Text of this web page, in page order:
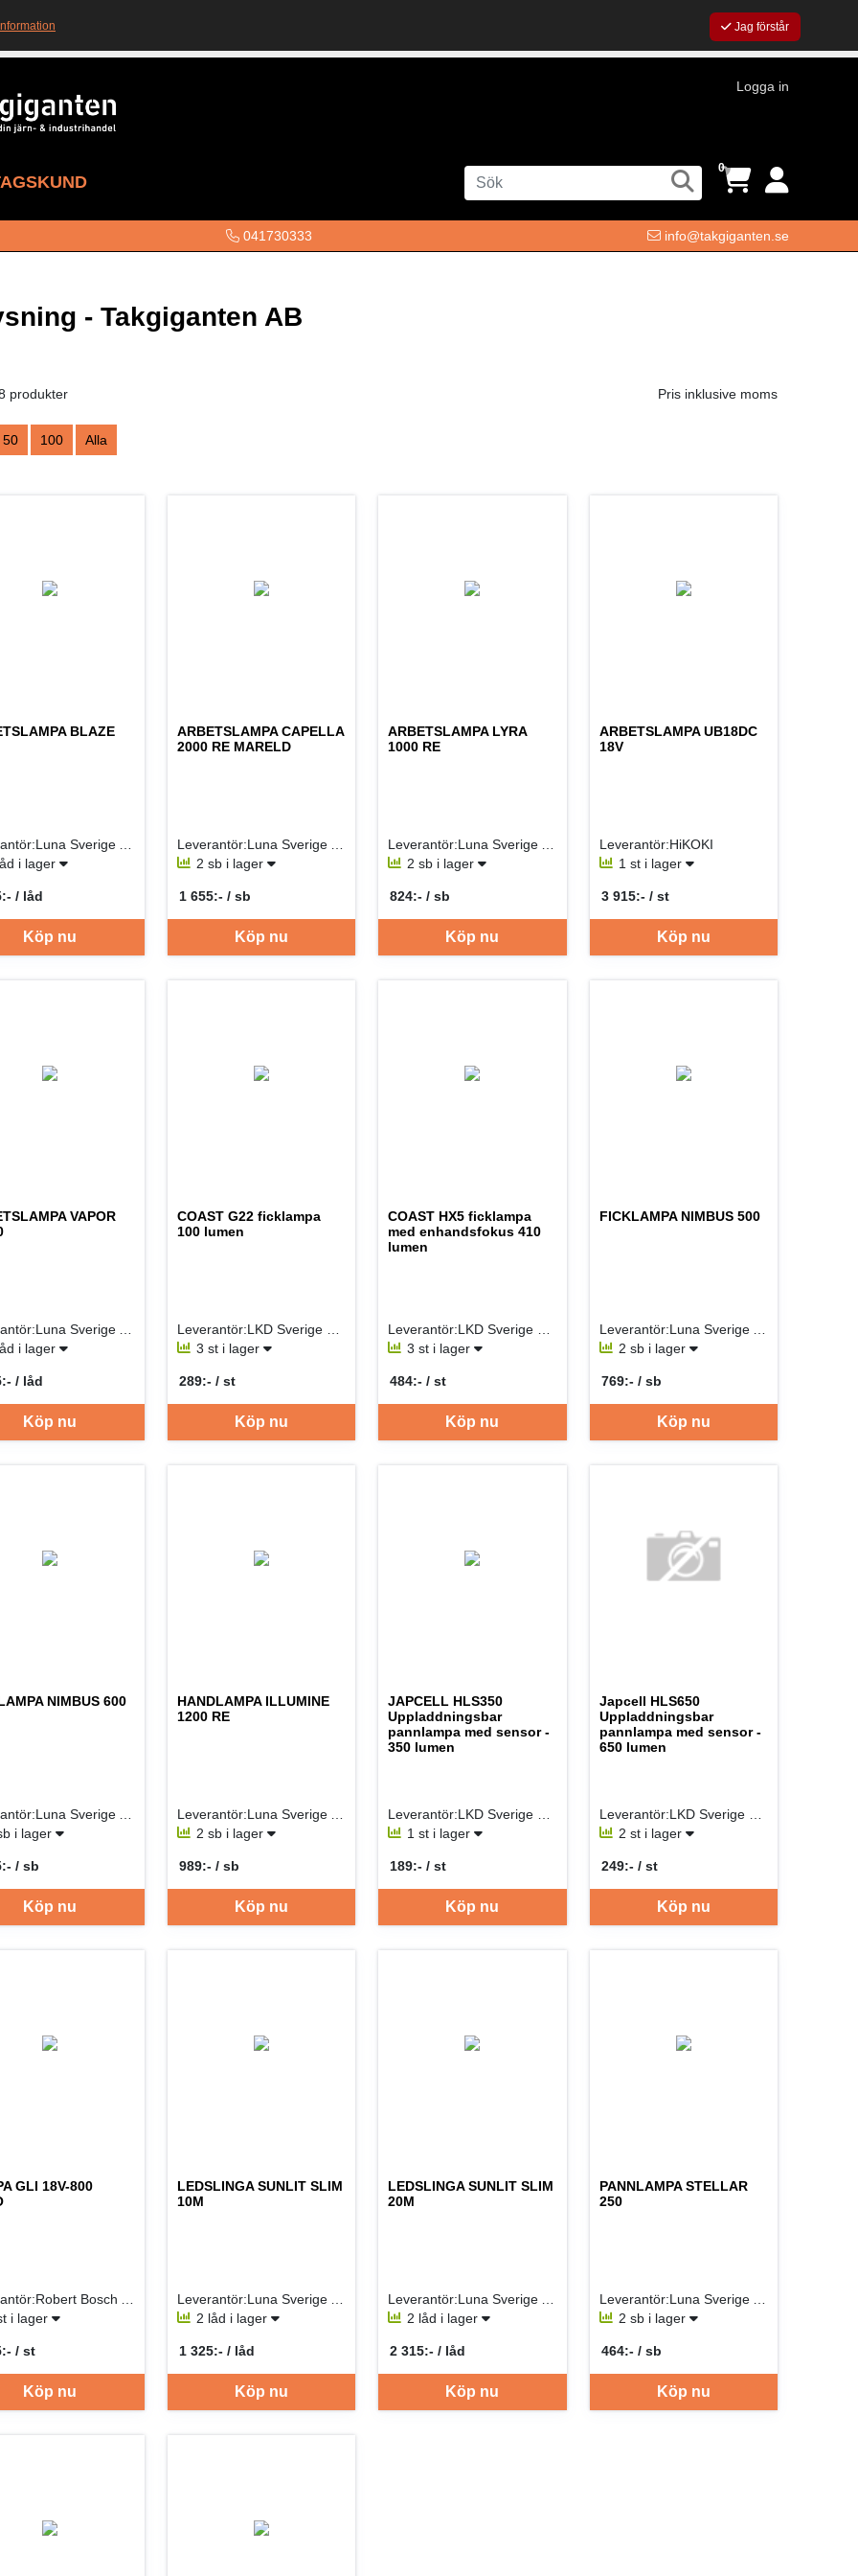
Jag förstår
Logga in
0
041730333 info@takgiganten.se
- Takgiganten AB
produkter Pris inklusive moms
50 100 Alla
BLAZE
i lager
Köp nu
/ låd
LÅD
ARBETSLAMPA CAPELLA
2000 RE MARELD
2 sb i lager
Köp nu
1 655:- / sb
SEK per SB
ARBETSLAMPA LYRA
1000 RE
2 sb i lager
Köp nu
824:- / sb
SEK per SB
ARBETSLAMPA UB18DC
18V
Leverantör:HiKOKI
1 st i lager
Köp nu
3 915:- / st
SEK per ST
VAPOR
i lager
Köp nu
/ låd
LÅD
COAST G22 ficklampa
100 lumen
3 st i lager
Köp nu
289:- / st
SEK per ST
COAST HX5 ficklampa
med enhandsfokus 410
lumen
3 st i lager
Köp nu
484:- / st
SEK per ST
FICKLAMPA NIMBUS 500
2 sb i lager
Köp nu
769:- / sb
SEK per SB
NIMBUS 600
i lager
Köp nu
/ sb
SB
HANDLAMPA ILLUMINE
1200 RE
2 sb i lager
Köp nu
989:- / sb
SEK per SB
JAPCELL HLS350
Uppladdningsbar
pannlampa med sensor -
350 lumen
1 st i lager
Köp nu
189:- / st
SEK per ST
Japcell HLS650
Uppladdningsbar
pannlampa med sensor -
650 lumen
2 st i lager
Köp nu
249:- / st
SEK per ST
GLI 18V-800
i lager
Köp nu
/ st
ST
LEDSLINGA SUNLIT SLIM
10M
2 låd i lager
Köp nu
1 325:- / låd
SEK per LÅD
LEDSLINGA SUNLIT SLIM
20M
2 låd i lager
Köp nu
2 315:- / låd
SEK per LÅD
PANNLAMPA STELLAR
250
2 sb i lager
Köp nu
464:- / sb
SEK per SB